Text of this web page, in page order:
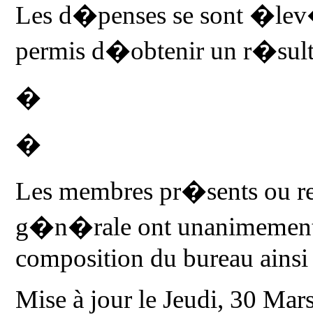
Les d�penses se sont
permis d�obtenir un
�
�
Les membres pr�sents
g�n�rale ont
composition du bureau
Mise à jour le Jeudi, 30